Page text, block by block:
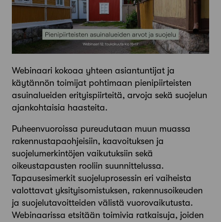
Webinaari kokoaa yhteen asiantuntijat ja
käytännön toimijat pohtimaan pienipiirteisten
asuinalueiden erityispiirteitä, arvoja sekä suojelun
ajankohtaisia haasteita.
Puheenvuoroissa pureudutaan muun muassa
rakennustapaohjeisiin, kaavoituksen ja
suojelumerkintöjen vaikutuksiin sekä
oikeustapausten rooliin suunnittelussa.
Tapausesimerkit suojeluprosessin eri vaiheista
valottavat yksityisomistuksen, rakennusoikeuden
ja suojelutavoitteiden välistä vuorovaikutusta.
Webinaarissa etsitään toimivia ratkaisuja, joiden